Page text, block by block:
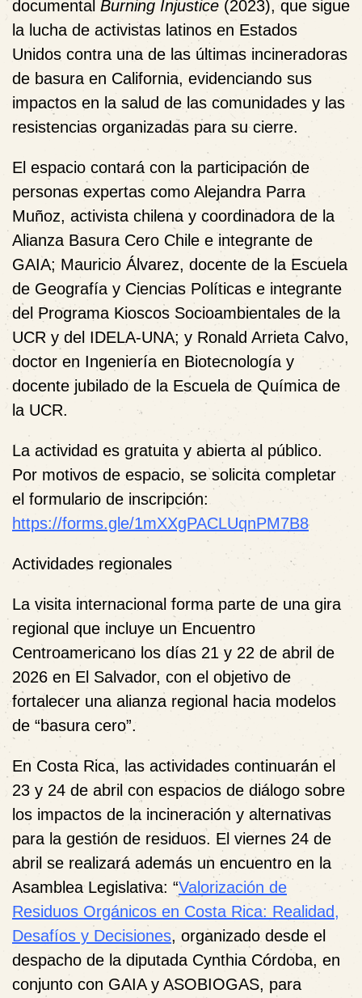
documental Burning Injustice (2023), que sigue
la lucha de activistas latinos en Estados
Unidos contra una de las últimas incineradoras
de basura en California, evidenciando sus
impactos en la salud de las comunidades y las
resistencias organizadas para su cierre.
El espacio contará con la participación de
personas expertas como Alejandra Parra
Muñoz, activista chilena y coordinadora de la
Alianza Basura Cero Chile e integrante de
GAIA; Mauricio Álvarez, docente de la Escuela
de Geografía y Ciencias Políticas e integrante
del Programa Kioscos Socioambientales de la
UCR y del IDELA-UNA; y Ronald Arrieta Calvo,
doctor en Ingeniería en Biotecnología y
docente jubilado de la Escuela de Química de
la UCR.
La actividad es gratuita y abierta al público.
Por motivos de espacio, se solicita completar
el formulario de inscripción:
https://forms.gle/1mXXgPACLUqnPM7B8
Actividades regionales
La visita internacional forma parte de una gira
regional que incluye un Encuentro
Centroamericano los días 21 y 22 de abril de
2026 en El Salvador, con el objetivo de
fortalecer una alianza regional hacia modelos
de “basura cero”.
En Costa Rica, las actividades continuarán el
23 y 24 de abril con espacios de diálogo sobre
los impactos de la incineración y alternativas
para la gestión de residuos. El viernes 24 de
abril se realizará además un encuentro en la
Asamblea Legislativa: “Valorización de
Residuos Orgánicos en Costa Rica: Realidad,
Desafíos y Decisiones, organizado desde el
despacho de la diputada Cynthia Córdoba, en
conjunto con GAIA y ASOBIOGAS, para